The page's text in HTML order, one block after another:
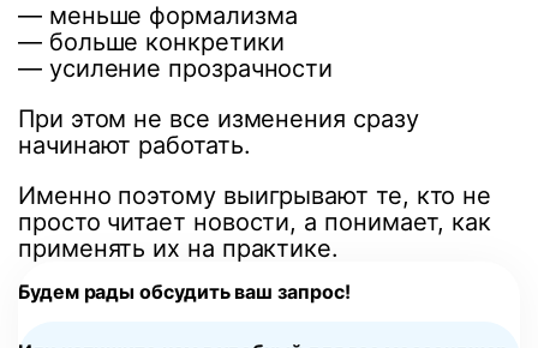
— меньше формализма
— больше конкретики
— усиление прозрачности
При этом не все изменения сразу
начинают работать.
Именно поэтому выигрывают те, кто не
просто читает новости, а понимает, как
применять их на практике.
Будем рады обсудить ваш запрос!